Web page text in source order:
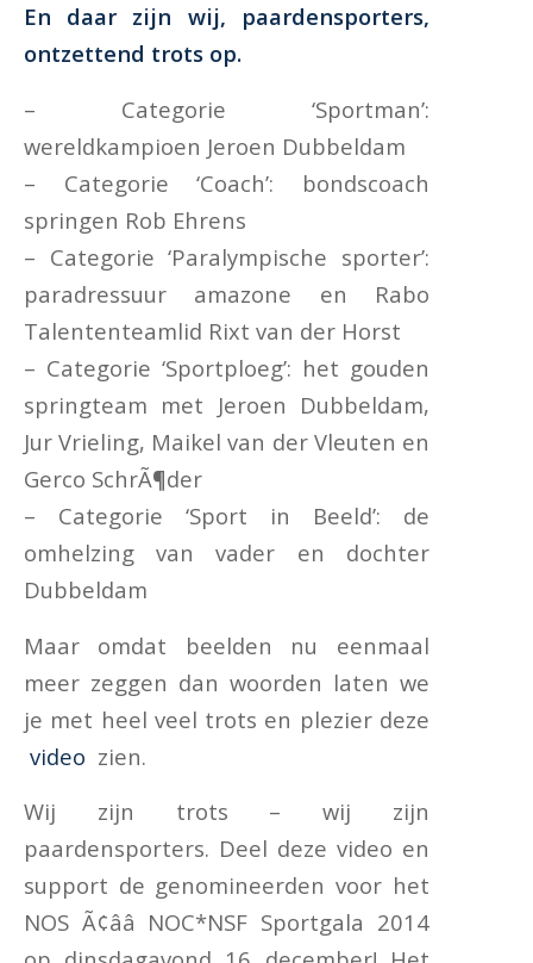
En daar zijn wij, paardensporters,
ontzettend trots op.
– Categorie ‘Sportman’:
wereldkampioen Jeroen Dubbeldam
– Categorie ‘Coach’: bondscoach
springen Rob Ehrens
– Categorie ‘Paralympische sporter’:
paradressuur amazone en Rabo
Talententeamlid Rixt van der Horst
– Categorie ‘Sportploeg’: het gouden
springteam met Jeroen Dubbeldam,
Jur Vrieling, Maikel van der Vleuten en
Gerco SchrÃ¶der
– Categorie ‘Sport in Beeld’: de
omhelzing van vader en dochter
Dubbeldam
Maar omdat beelden nu eenmaal
meer zeggen dan woorden laten we
je met heel veel trots en plezier deze
video zien.
Wij zijn trots – wij zijn
paardensporters. Deel deze video en
support de genomineerden voor het
NOS Ã¢ââ NOC*NSF Sportgala 2014